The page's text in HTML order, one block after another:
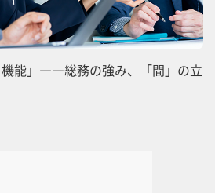
機能」――総務の強み、「間」の立